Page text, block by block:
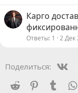
Карго
Ответы 1 2 Дек
Поделиться:
Reddit
Pinterest